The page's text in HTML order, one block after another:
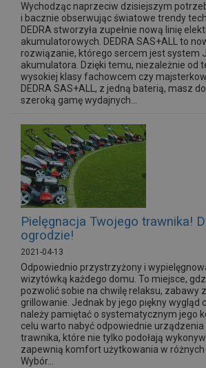
Wychodząc naprzeciw dzisiejszym
i bacznie obserwując światowe trendy
DEDRA stworzyła zupełnie nową linię
akumulatorowych. DEDRA SAS+ALL to
rozwiązanie, którego sercem jest system
akumulatora. Dzięki temu, niezależnie od
wysokiej klasy fachowcem czy
DEDRA SAS+ALL, z jedną baterią, masz
szeroką gamę wydajnych...
Pielęgnacja Twojego trawnika!
ogrodzie!
2021-04-13
Odpowiednio przystrzyżony i
wizytówką każdego domu. To miejsce,
pozwolić sobie na chwilę relaksu, zabawy
grillowanie. Jednak by jego piękny wygląd
należy pamiętać o systematycznym jego
celu warto nabyć odpowiednie urządzenia
trawnika, które nie tylko podołają
zapewnią komfort użytkowania w różnych
Wybór...